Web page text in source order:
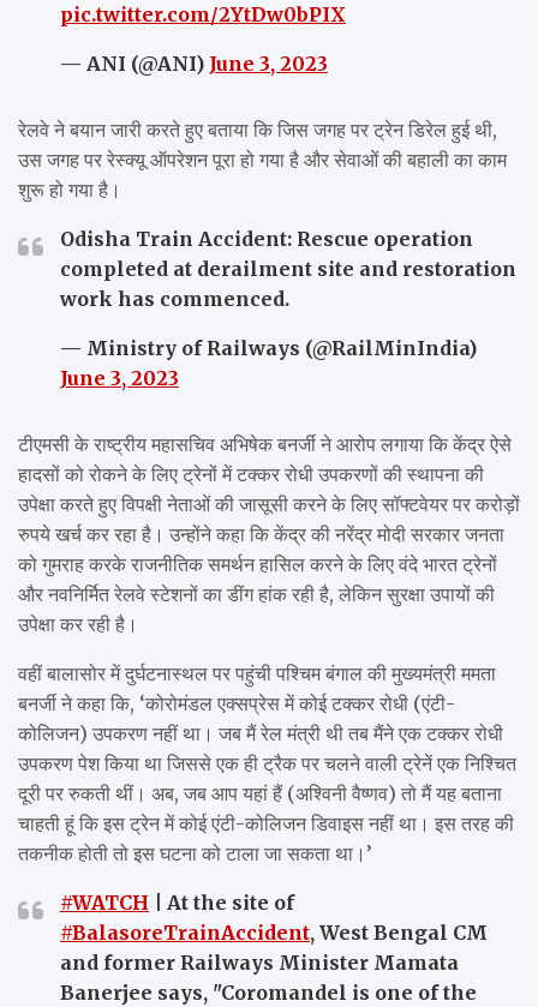
pic.twitter.com/2YtDw0bPIX
— ANI (@ANI) June 3, 2023
रेलवे ने बयान जारी करते हुए बताया कि जिस जगह पर ट्रेन डिरेल हुई थी,
उस जगह पर रेस्क्यू ऑपरेशन पूरा हो गया है और सेवाओं की बहाली का काम
शुरू हो गया है।
Odisha Train Accident: Rescue operation
completed at derailment site and restoration
work has commenced.
— Ministry of Railways (@RailMinIndia)
June 3, 2023
टीएमसी के राष्ट्रीय महासचिव अभिषेक बनर्जी ने आरोप लगाया कि केंद्र ऐसे
हादसों को रोकने के लिए ट्रेनों में टक्कर रोधी उपकरणों की स्थापना की
उपेक्षा करते हुए विपक्षी नेताओं की जासूसी करने के लिए सॉफ्टवेयर पर करोड़ों
रुपये खर्च कर रहा है। उन्होंने कहा कि केंद्र की नरेंद्र मोदी सरकार जनता
को गुमराह करके राजनीतिक समर्थन हासिल करने के लिए वंदे भारत ट्रेनों
और नवनिर्मित रेलवे स्टेशनों का डींग हांक रही है, लेकिन सुरक्षा उपायों की
उपेक्षा कर रही है।
वहीं बालासोर में दुर्घटनास्थल पर पहुंची पश्चिम बंगाल की मुख्यमंत्री ममता
बनर्जी ने कहा कि, ‘कोरोमंडल एक्सप्रेस में कोई टक्कर रोधी (एंटी-
कोलिजन) उपकरण नहीं था। जब मैं रेल मंत्री थी तब मैंने एक टक्कर रोधी
उपकरण पेश किया था जिससे एक ही ट्रैक पर चलने वाली ट्रेनें एक निश्चित
दूरी पर रुकती थीं। अब, जब आप यहां हैं (अश्विनी वैष्णव) तो मैं यह बताना
चाहती हूं कि इस ट्रेन में कोई एंटी-कोलिजन डिवाइस नहीं था। इस तरह की
तकनीक होती तो इस घटना को टाला जा सकता था।’
#WATCH | At the site of
#BalasoreTrainAccident, West Bengal CM
and former Railways Minister Mamata
Banerjee says, "Coromandel is one of the